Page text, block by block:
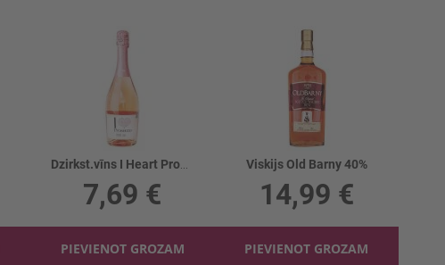
Dzirkst.vīns I Heart Prosecco Rose 11%
7,69 €
PIEVIENOT GROZAM
Viskijs Old Barny 40%
14,99 €
PIEVIENOT GROZAM